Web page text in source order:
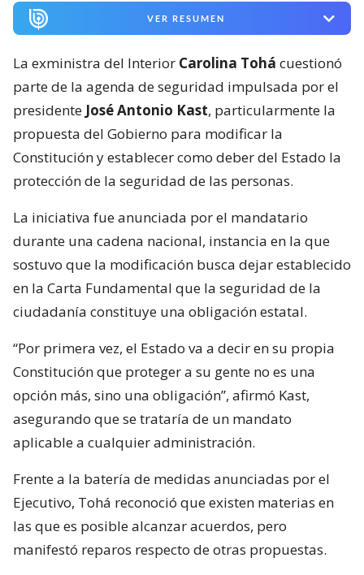
VER RESUMEN
La exministra del Interior Carolina Tohá cuestionó
parte de la agenda de seguridad impulsada por el
presidente José Antonio Kast, particularmente la
propuesta del Gobierno para modificar la
Constitución y establecer como deber del Estado la
protección de la seguridad de las personas.
La iniciativa fue anunciada por el mandatario
durante una cadena nacional, instancia en la que
sostuvo que la modificación busca dejar establecido
en la Carta Fundamental que la seguridad de la
ciudadanía constituye una obligación estatal.
“Por primera vez, el Estado va a decir en su propia
Constitución que proteger a su gente no es una
opción más, sino una obligación”, afirmó Kast,
asegurando que se trataría de un mandato
aplicable a cualquier administración.
Frente a la batería de medidas anunciadas por el
Ejecutivo, Tohá reconoció que existen materias en
las que es posible alcanzar acuerdos, pero
manifestó reparos respecto de otras propuestas.